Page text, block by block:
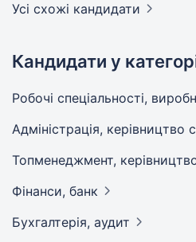
Усі схожі кандидати
Кандидати у
Робочі спеціальності,
Адмiнiстрацiя, керівництво
Топменеджмент,
Фінанси, банк
Бухгалтерія, аудит